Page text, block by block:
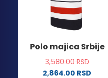
mogu
biti
izabrane
stranici
proizvoda.
Polo majica Srbije
3,580.00RSD
2,864.00 RSD